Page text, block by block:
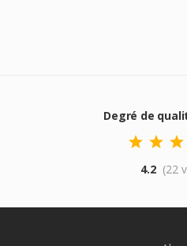
Degré de
4.2 (22